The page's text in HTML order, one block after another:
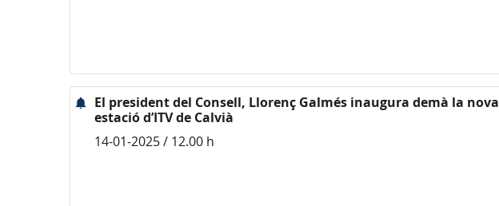
El president del Consell, Llorenç Galmés inaugura demà la nova
estació d’ITV de Calvià
14-01-2025 / 12.00 h